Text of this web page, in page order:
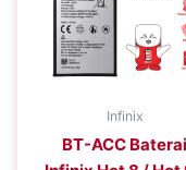
Infinix
BT-ACC Baterai